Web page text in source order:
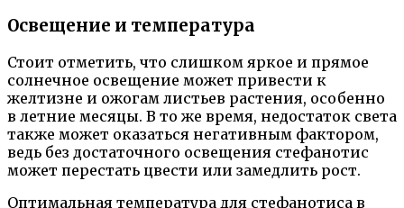
Освещение и температура
Стоит отметить, что слишком яркое и прямое
солнечное освещение может привести к
желтизне и ожогам листьев растения, особенно
в летние месяцы. В то же время, недостаток света
также может оказаться негативным фактором,
ведь без достаточного освещения стефанотис
может перестать цвести или замедлить рост.
Оптимальная температура для стефанотиса в